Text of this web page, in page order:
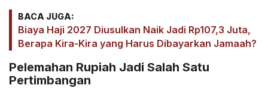
BACA JUGA:
Biaya Haji 2027 Diusulkan Naik Jadi Rp107,3 Juta,
Berapa Kira-Kira yang Harus Dibayarkan Jamaah?
Pelemahan Rupiah Jadi Salah Satu
Pertimbangan